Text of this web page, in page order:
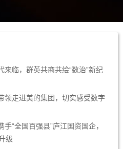
临，群英共商共绘“数治”新纪
领走进美的集团，切实感受数字
“全国百强县”庐江国资国企，
级